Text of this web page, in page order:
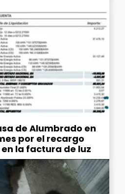
de Alumbrado en
por el recargo
la factura de luz